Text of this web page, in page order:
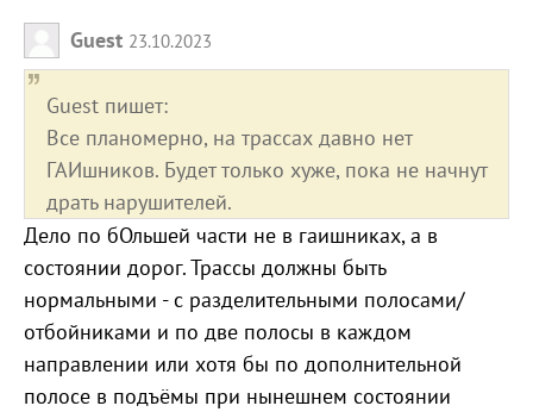
Guest 23.10.2023
Guest пишет:
Все планомерно, на трассах давно нет
ГАИшников. Будет только хуже, пока не начнут
драть нарушителей.
Дело по бОльшей части не в гаишниках, а в
состоянии дорог. Трассы должны быть
нормальными - с разделительными полосами/
отбойниками и по две полосы в каждом
направлении или хотя бы по дополнительной
полосе в подъёмы при нынешнем состоянии